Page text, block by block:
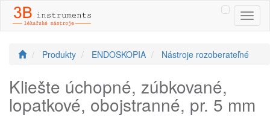
Produkty ENDOSKOPIA Nástroje rozoberateľné
Kliešte úchopné, zúbkované,
lopatkové, obojstranné, pr. 5 mm